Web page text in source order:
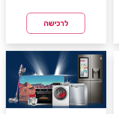
לרכישה